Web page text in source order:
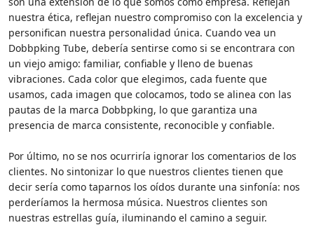
nuestra ética, reflejan nuestro compromiso con la excelencia y
personifican nuestra personalidad única. Cuando vea un
Dobbpking Tube, debería sentirse como si se encontrara con
un viejo amigo: familiar, confiable y lleno de buenas
vibraciones. Cada color que elegimos, cada fuente que
usamos, cada imagen que colocamos, todo se alinea con las
pautas de la marca Dobbpking, lo que garantiza una
presencia de marca consistente, reconocible y confiable.
Por último, no se nos ocurriría ignorar los comentarios de los
clientes. No sintonizar lo que nuestros clientes tienen que
decir sería como taparnos los oídos durante una sinfonía: nos
perderíamos la hermosa música. Nuestros clientes son
nuestras estrellas guía, iluminando el camino a seguir.